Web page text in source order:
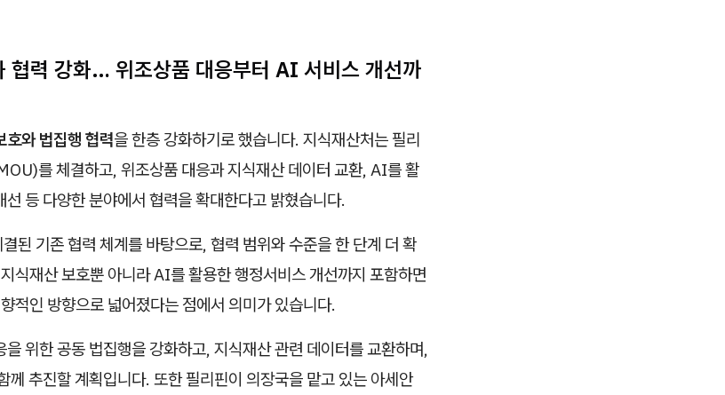
협력 강화… 위조상품 대응부터 AI 서비스 개선까
호와 법집행 협력을 한층 강화하기로 했습니다. 지식재산처는 필리
를 체결하고, 위조상품 대응과 지식재산 데이터 교환, AI를 활
등 다양한 분야에서 협력을 확대한다고 밝혔습니다.
된 기존 협력 체계를 바탕으로, 협력 범위와 수준을 한 단계 더 확
식재산 보호뿐 아니라 AI를 활용한 행정서비스 개선까지 포함하면
적인 방향으로 넓어졌다는 점에서 의미가 있습니다.
위한 공동 법집행을 강화하고, 지식재산 관련 데이터를 교환하며,
께 추진할 계획입니다. 또한 필리핀이 의장국을 맡고 있는 아세안